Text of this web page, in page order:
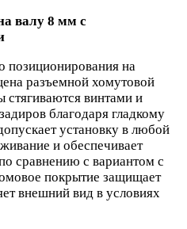
валу 8 мм с
позиционирования на
разъемной хомутовой
стягиваются винтами и
благодаря гладкому
установку в любой
и обеспечивает
сравнению с вариантом с
покрытие защищает
внешний вид в условиях